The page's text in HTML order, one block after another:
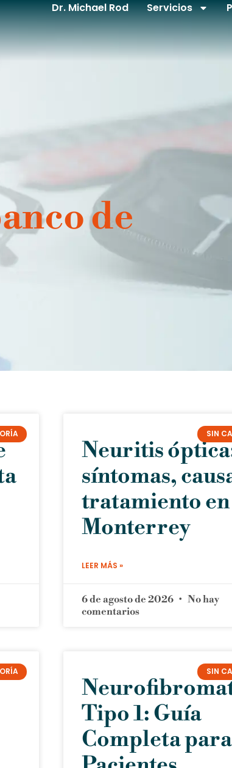
Dr. Michael Rod Servicios
de
SIN
Neuritis
síntomas,
tratamiento en
Monterrey
LEER MÁS »
6 de agosto de 2026
No hay
comentarios
SIN
Tipo 1: Guía
Completa para